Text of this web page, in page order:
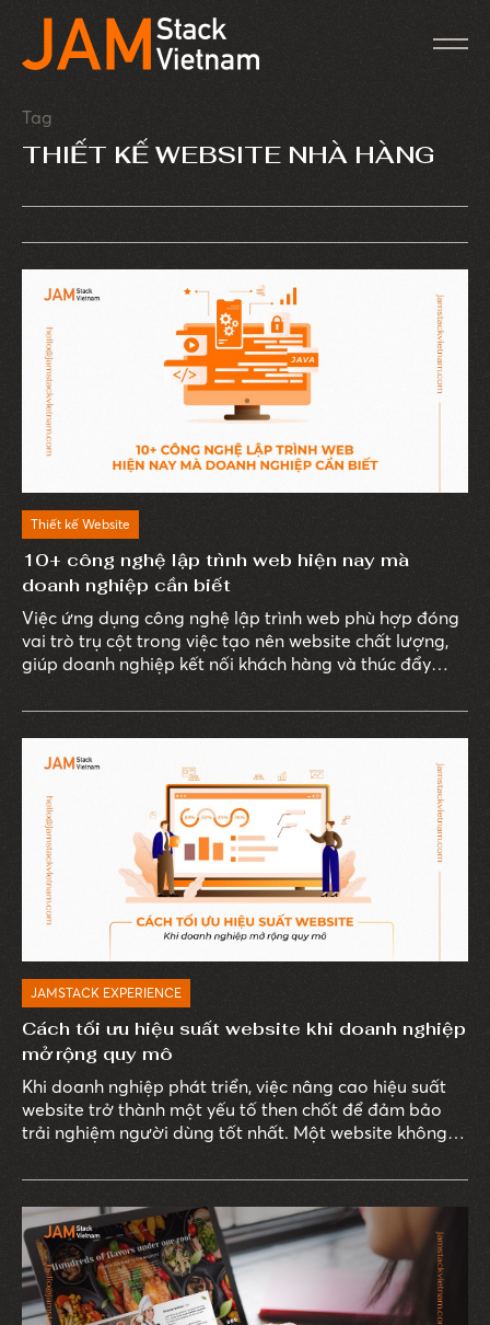
Tag
THIẾT KẾ WEBSITE NHÀ HÀNG
Thiết kế Website
10+ công nghệ lập trình web hiện nay mà
doanh nghiệp cần biết
Việc ứng dụng công nghệ lập trình web phù hợp đóng
vai trò trụ cột trong việc tạo nên website chất lượng,
giúp doanh nghiệp kết nối khách hàng và thúc đẩy
JAMSTACK EXPERIENCE
Cách tối ưu hiệu suất website khi doanh nghiệp
mở rộng quy mô
Khi doanh nghiệp phát triển, việc nâng cao hiệu suất
website trở thành một yếu tố then chốt để đảm bảo
trải nghiệm người dùng tốt nhất. Một website không
nhanh chóng và đáp ứng được nhu cầu của người sử
dụng.